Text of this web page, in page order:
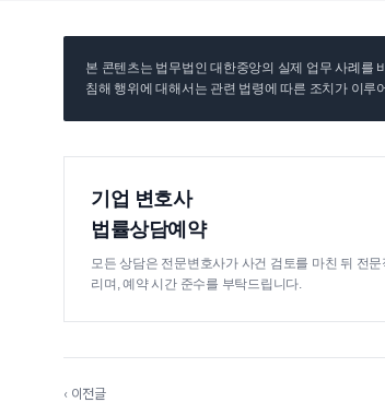
본 콘텐츠는 법무법인 대한중앙의 실제 업무 사례를
침해 행위에 대해서는 관련 법령에 따른 조치가 이루
기업 변호사
법률상담예약
모든 상담은 전문변호사가 사건 검토를 마친 뒤 전
리며, 예약 시간 준수를 부탁드립니다.
‹ 이전글